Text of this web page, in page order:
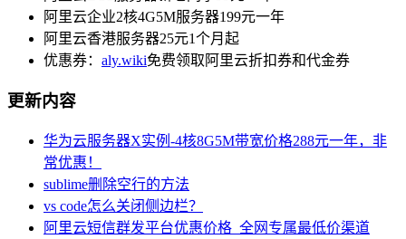
阿里云企业2核4G5M服务器199元一年
阿里云香港服务器25元1个月起
优惠券： aly.wiki免费领取阿里云折扣券和代金券
更新内容
华为云服务器X实例-4核8G5M带宽价格288元一年，非
常优惠！
sublime删除空行的方法
vs code怎么关闭侧边栏？
阿里云短信群发平台优惠价格_全网专属最低价渠道